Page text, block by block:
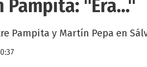
"Era..."
Pampita y Martín Pepa en